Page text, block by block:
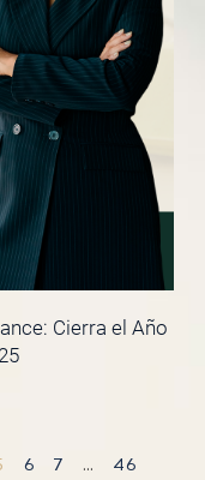
Cierra el Año
6 7 …
46